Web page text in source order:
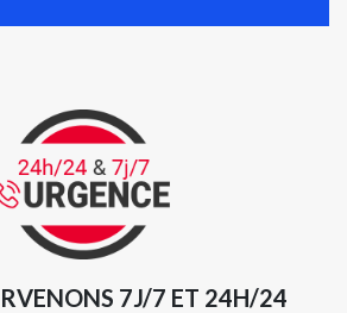
7J/7 ET 24H/24